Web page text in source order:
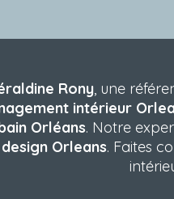
Rony, une
intérieur
Orléans. Notre
Orleans. Faites